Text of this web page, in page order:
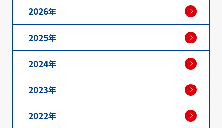
2026年
2025年
2024年
2023年
2022年